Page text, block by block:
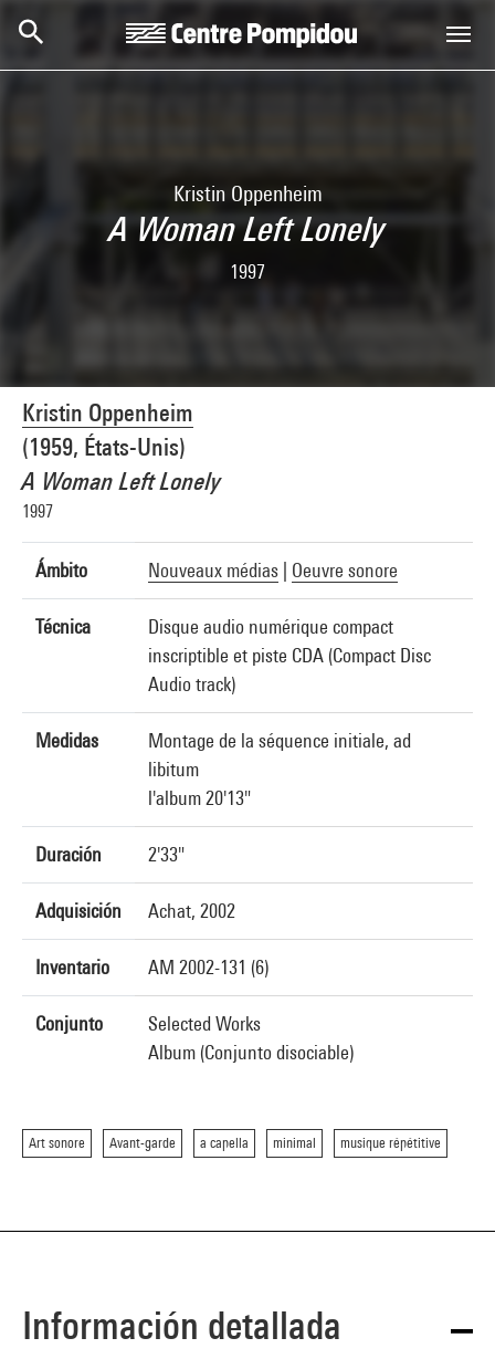
Kristin Oppenheim
A Woman Left Lonely
1997
Kristin Oppenheim
(1959, États-Unis)
A Woman Left Lonely
1997
Ámbito Nouveaux médias Oeuvre sonore
Técnica
Disque audio numérique compact
inscriptible et piste CDA (Compact Disc
Audio track)
Medidas
Montage de la séquence initiale, ad
libitum
l'album 20'13"
Duración 2'33"
Adquisición Achat, 2002
Inventario AM 2002-131 (6)
Conjunto
Selected Works
Album (Conjunto disociable)
Art sonore Avant-garde a capella minimal musique répétitive
Información detallada